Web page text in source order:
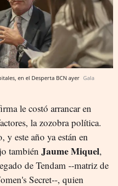
en el Desperta BCN ayer Gala
le costó arrancar en
la zozobra política.
y este año ya están en
también Jaume Miquel,
de Tendam --matriz de
Secret--, quien